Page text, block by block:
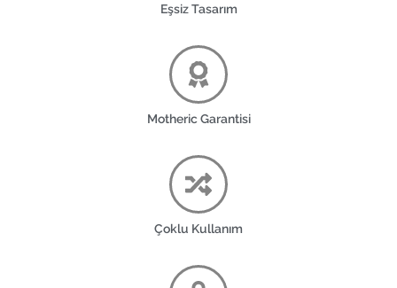
Eşsiz Tasarım
Motheric Garantisi
Çoklu Kullanım